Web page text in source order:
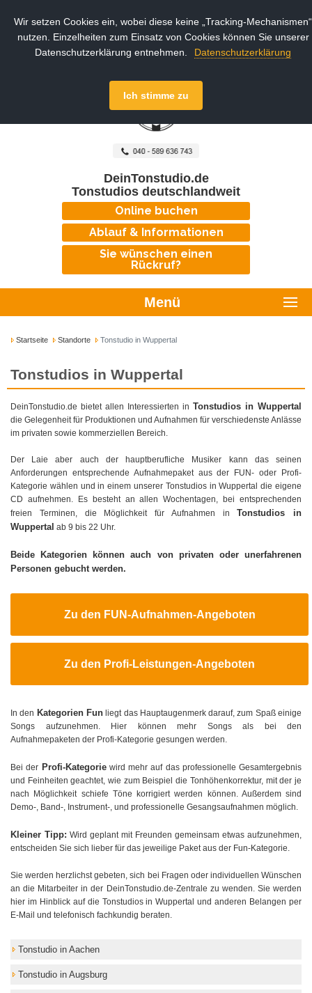
Wir setzen Cookies ein, wobei diese keine „Tracking-Mechanismen“
nutzen. Einzelheiten zum Einsatz von Cookies können Sie unserer
Datenschutzerklärung entnehmen.
Datenschutzerklärung
Ich stimme zu
DeinTonstudio.de
Tonstudios deutschlandweit
Online buchen
Ablauf & Informationen
Sie wünschen einen
Rückruf?
Menü
Startseite Standorte Tonstudio in Wuppertal
Tonstudios in Wuppertal
DeinTonstudio.de bietet allen Interessierten in Tonstudios in Wuppertal
die Gelegenheit für Produktionen und Aufnahmen für verschiedenste Anlässe
im privaten sowie kommerziellen Bereich.
Der Laie aber auch der hauptberufliche Musiker kann das seinen
Anforderungen entsprechende Aufnahmepaket aus der FUN- oder Profi-
Kategorie wählen und in einem unserer Tonstudios in Wuppertal die eigene
CD aufnehmen. Es besteht an allen Wochentagen, bei entsprechenden
freien Terminen, die Möglichkeit für Aufnahmen inTonstudios in
Wuppertal ab 9 bis 22 Uhr.
Beide Kategorien können auch von privaten oder unerfahrenen
Personen gebucht werden.
Zu den FUN-Aufnahmen-Angeboten
Zu den Profi-Leistungen-Angeboten
In den Kategorien Funliegt das Hauptaugenmerk darauf, zum Spaß einige
Songs aufzunehmen. Hier können mehr Songs als bei den
Aufnahmepaketen der Profi-Kategorie gesungen werden.
Bei der Profi-Kategoriewird mehr auf das professionelle Gesamtergebnis
und Feinheiten geachtet, wie zum Beispiel die Tonhöhenkorrektur, mit der je
nach Möglichkeit schiefe Töne korrigiert werden können. Außerdem sind
Demo-, Band-, Instrument-, und professionelle Gesangsaufnahmen möglich.
Kleiner Tipp: Wird geplant mit Freunden gemeinsam etwas aufzunehmen,
entscheiden Sie sich lieber für das jeweilige Paket aus der Fun-Kategorie.
Sie werden herzlichst gebeten, sich bei Fragen oder individuellen Wünschen
an die Mitarbeiter in der DeinTonstudio.de-Zentrale zu wenden. Sie werden
hier im Hinblick auf die Tonstudios in Wuppertal und anderen Belangen per
E-Mail und telefonisch fachkundig beraten.
Tonstudio in Aachen
Tonstudio in Augsburg